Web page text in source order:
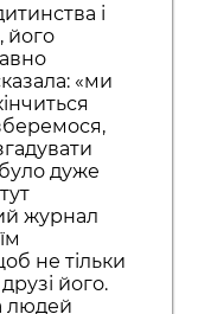
і
його
«ми
дуже
журнал
не тільки
його.
людей